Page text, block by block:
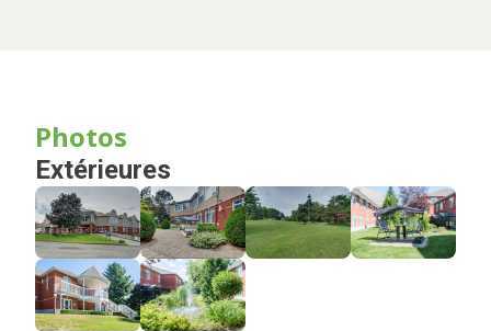
Photos
Extérieures